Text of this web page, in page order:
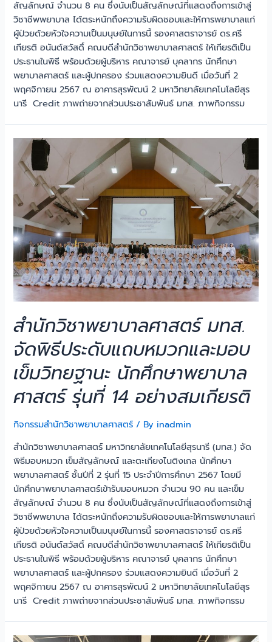
สัญลักษณ์ จำนวน 8 คน ซึ่งนับเป็นสัญลักษณ์ที่แสดงถึงการเข้าสู่
วิชาชีพพยาบาล ได้ตระหนักถึงความรับผิดชอบและให้การพยาบาลแก่
ผู้ป่วยด้วยหัวใจความเป็นมนุษย์ในการนี้ รองศาสตราจารย์ ดร.ศรี
เกียรติ อนันต์สวัสดิ์ คณบดีสำนักวิชาพยาบาลศาสตร์ ให้เกียรติเป็น
ประธานในพิธี พร้อมด้วยผู้บริหาร คณาจารย์ บุคลากร นักศึกษา
พยาบาลศาสตร์ และผู้ปกครอง ร่วมแสดงความยินดี เมื่อวันที่ 2
พฤศจิกายน 2567 ณ อาคารสุรพัฒน์ 2 มหาวิทยาลัยเทคโนโลยีสุร
นารี Credit ภาพถ่ายจากส่วนประชาสัมพันธ์ มทส. ภาพกิจกรรม
สำนักวิชาพยาบาลศาสตร์ มทส.
จัดพิธีประดับแถบหมวกและมอบ
เข็มวิทยฐานะ นักศึกษาพยาบาล
ศาสตร์ รุ่นที่ 14 อย่างสมเกียรติ
กิจกรรมสำนักวิชาพยาบาลศาสตร์ / By inadmin
สำนักวิชาพยาบาลศาสตร์ มหาวิทยาลัยเทคโนโลยีสุรนารี (มทส.) จัด
พิธีมอบหมวก เข็มสัญลักษณ์ และตะเกียงไนติงเกล นักศึกษา
พยาบาลศาสตร์ ชั้นปีที่ 2 รุ่นที่ 15 ประจำปีการศึกษา 2567 โดยมี
นักศึกษาพยาบาลศาสตร์เข้ารับมอบหมวก จำนวน 90 คน และเข็ม
สัญลักษณ์ จำนวน 8 คน ซึ่งนับเป็นสัญลักษณ์ที่แสดงถึงการเข้าสู่
วิชาชีพพยาบาล ได้ตระหนักถึงความรับผิดชอบและให้การพยาบาลแก่
ผู้ป่วยด้วยหัวใจความเป็นมนุษย์ในการนี้ รองศาสตราจารย์ ดร.ศรี
เกียรติ อนันต์สวัสดิ์ คณบดีสำนักวิชาพยาบาลศาสตร์ ให้เกียรติเป็น
ประธานในพิธี พร้อมด้วยผู้บริหาร คณาจารย์ บุคลากร นักศึกษา
พยาบาลศาสตร์ และผู้ปกครอง ร่วมแสดงความยินดี เมื่อวันที่ 2
พฤศจิกายน 2567 ณ อาคารสุรพัฒน์ 2 มหาวิทยาลัยเทคโนโลยีสุร
นารี Credit ภาพถ่ายจากส่วนประชาสัมพันธ์ มทส. ภาพกิจกรรม